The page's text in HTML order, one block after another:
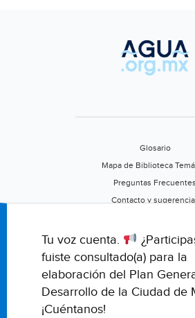
Glosario
Mapa de Biblioteca
Preguntas Frecuentes
Contacto y
Califica este portal
Tu voz cuenta.
fuiste consultado(a) para la
elaboración del Plan
Desarrollo de la Ciudad de
¡Cuéntanos!